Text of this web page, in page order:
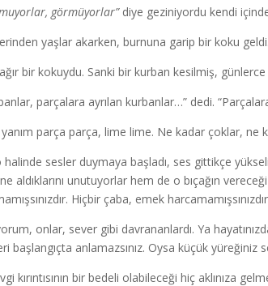
görmüyorlar”diye geziniyordu kendi
yaşlar akarken, burnuna garip bir koku
bir kokuydu. Sanki bir kurban kesilmiş,
parçalara ayrılan kurbanlar…” dedi.
yanım parça parça, lime lime. Ne kadar çoklar,
halinde sesler duymaya başladı, ses gittikçe
aldıklarını unutuyorlar hem de o bıçağın
Hiçbir çaba, emek
onlar, sever gibi davrananlardı. Ya
başlangıçta anlamazsınız. Oysa küçük yüreğiniz
kırıntısının bir bedeli olabileceği hiç aklınıza